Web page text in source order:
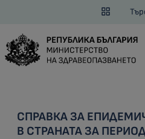
СПРАВКА ЗА
В СТРАНАТА ЗА